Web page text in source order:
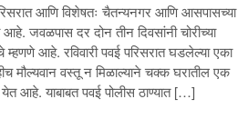
आणि विशेषतः चैतन्यनगर आणि आसपासच्या
जवळपास दर दोन तीन दिवसांनी चोरीच्या
आहे. रविवारी पवई परिसरात घडलेल्या एका
मौल्यवान वस्तू न मिळाल्याने चक्क घरातील एक
आहे. याबाबत पवई पोलीस ठाण्यात […]